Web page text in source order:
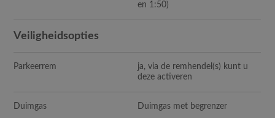
en 1:50)
Veiligheidsopties
Parkeerrem
ja, via de remhendel(s) kunt u
deze activeren
Duimgas Duimgas met begrenzer